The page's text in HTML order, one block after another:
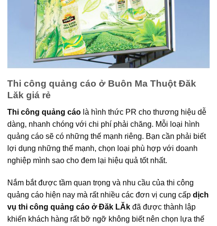
Thi công quảng cáo ở Buôn Ma Thuột Đăk
Lăk giá rẻ
Thi công quảng cáo là hình thức PR cho thương hiệu dễ
dàng, nhanh chóng với chi phí phải chăng. Mỗi loại hình
quảng cáo sẽ có những thế mạnh riêng. Bạn cần phải biết
lợi dụng những thế mạnh, chọn loại phù hợp với doanh
nghiệp mình sao cho đem lại hiệu quả tốt nhất.
Nắm bắt được tầm quan trọng và nhu cầu của thi công
quảng cáo hiện nay mà rất nhiều các đơn vị cung cấp dịch
vụ thi công quảng cáo ở Đăk LĂk đã được thành lập
khiến khách hàng rất bỡ ngỡ không biết nên chọn lựa thế